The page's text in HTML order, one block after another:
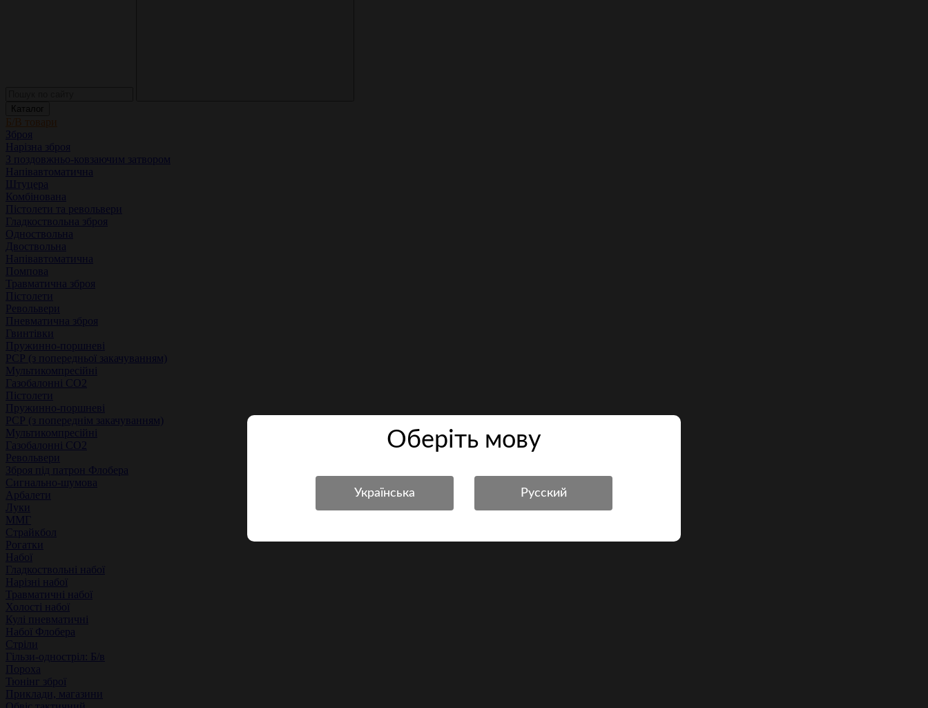
Каталог
Б/В товари
Зброя
Нарізна зброя
З поздовжньо-ковзаючим затвором
Напівавтоматична
Штуцера
Комбінована
Пістолети та револьвери
Гладкоствольна зброя
Одноствольна
Двоствольна
Напівавтоматична
Помпова
Травматична зброя
Пістолети
Револьвери
Пневматична зброя
Гвинтівки
Пружинно-поршневі
РСР (з попередньої закачуванням)
Мультикомпресійні
Газобалонні СО2
Пістолети
Пружинно-поршневі
РСР (з попереднім закачуванням)
Мультикомпресійні
Газобалонні СО2
Револьвери
Зброя під патрон Флобера
Сигнально-шумова
Арбалети
Луки
ММГ
Страйкбол
Рогатки
Набої
Гладкоствольні набої
Нарізні набої
Травматичні набої
Холості набої
Кулі пневматичні
Набої Флобера
Стріли
Гільзи-одностріл: Б/в
Пороха
Тюнінг зброї
Приклади, магазини
Оберiть мову